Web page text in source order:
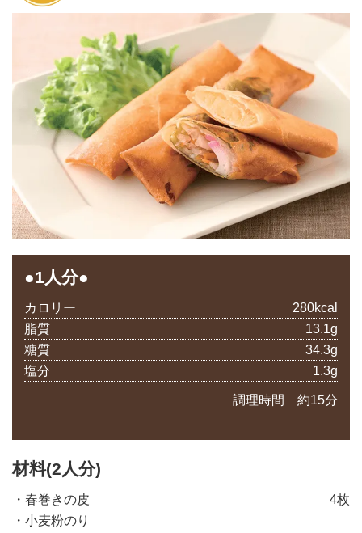
●1人分●
カロリー
280kcal
脂質
13.1g
糖質
34.3g
塩分
1.3g
調理時間 約15分
材料(2人分)
・春巻きの皮
4枚
・小麦粉のり